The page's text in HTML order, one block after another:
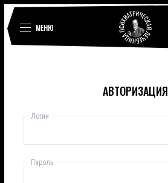
МЕНЮ
АВТОРИЗАЦИЯ
Логин
Пароль